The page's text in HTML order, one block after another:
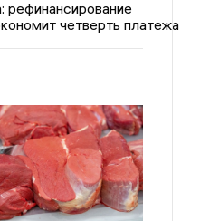
рефинансирование
четверть платежа